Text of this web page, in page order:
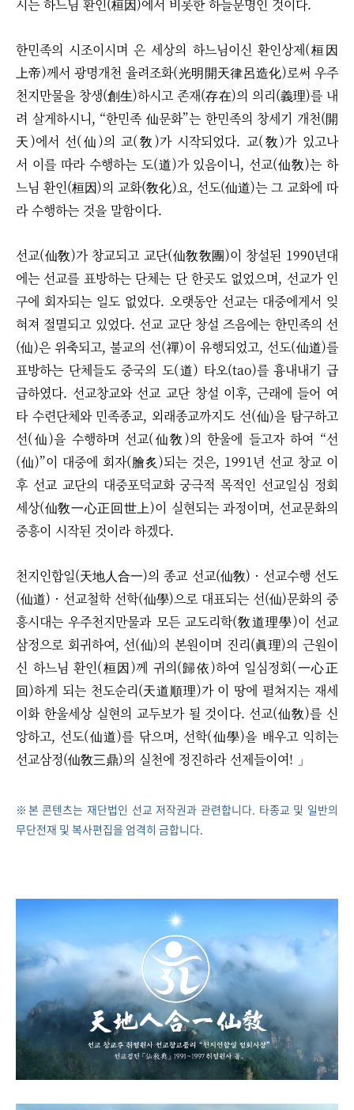
시는 하느님 환인(桓因)에서 비롯한 하늘문명인 것이다.
한민족의 시조이시며 온 세상의 하느님이신 환인상제(桓因
上帝)께서 광명개천 율려조화(光明開天律呂造化)로써 우주
천지만물을 창생(創生)하시고 존재(存在)의 의리(義理)를 내
려 살게하시니, “한민족 仙문화”는 한민족의 창세기 개천(開
天)에서 선(仙)의 교(敎)가 시작되었다. 교(敎)가 있고나
서 이를 따라 수행하는 도(道)가 있음이니, 선교(仙敎)는 하
느님 환인(桓因)의 교화(敎化)요, 선도(仙道)는 그 교화에 따
라 수행하는 것을 말함이다.
선교(仙敎)가 창교되고 교단(仙敎敎團)이 창설된 1990년대
에는 선교를 표방하는 단체는 단 한곳도 없었으며, 선교가 인
구에 회자되는 일도 없었다. 오랫동안 선교는 대중에게서 잊
혀져 절멸되고 있었다. 선교 교단 창설 즈음에는 한민족의 선
(仙)은 위축되고, 불교의 선(禪)이 유행되었고, 선도(仙道)를
표방하는 단체들도 중국의 도(道) 타오(tao)를 흉내내기 급
급하였다. 선교창교와 선교 교단 창설 이후, 근래에 들어 여
타 수련단체와 민족종교, 외래종교까지도 선(仙)을 탐구하고
선(仙)을 수행하며 선교(仙敎)의 한울에 들고자 하여 “선
(仙)”이 대중에 회자(膾炙)되는 것은, 1991년 선교 창교 이
후 선교 교단의 대중포덕교화 궁극적 목적인 선교일심 정회
세상(仙敎一心正回世上)이 실현되는 과정이며, 선교문화의
중흥이 시작된 것이라 하겠다.
천지인합일(天地人合一)의 종교 선교(仙敎) · 선교수행 선도
(仙道) · 선교철학 선학(仙學)으로 대표되는 선(仙)문화의 중
흥시대는 우주천지만물과 모든 교도리학(敎道理學)이 선교
삼정으로 회귀하여, 선(仙)의 본원이며 진리(眞理)의 근원이
신 하느님 환인(桓因)께 귀의(歸依)하여 일심정회(一心正
回)하게 되는 천도순리(天道順理)가 이 땅에 펼쳐지는 재세
이화 한울세상 실현의 교두보가 될 것이다. 선교(仙敎)를 신
앙하고, 선도(仙道)를 닦으며, 선학(仙學)을 배우고 익히는
선교삼정(仙敎三鼎)의 실천에 정진하라 선제들이여! 」
※본 콘텐츠는 재단법인 선교 저작권과 관련합니다. 타종교 및 일반의
무단전재 및 복사편집을 엄격히 금합니다.